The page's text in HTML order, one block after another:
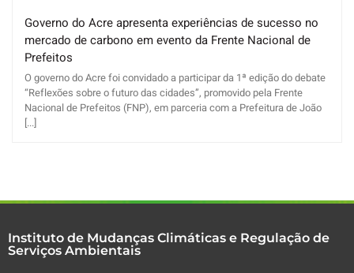
Governo do Acre apresenta experiências de sucesso no
mercado de carbono em evento da Frente Nacional de
Prefeitos
O governo do Acre foi convidado a participar da 1ª edição do debate
“Reflexões sobre o futuro das cidades”, promovido pela Frente
Nacional de Prefeitos (FNP), em parceria com a Prefeitura de João
[...]
Instituto de Mudanças Climáticas e Regulação de
Serviços Ambientais